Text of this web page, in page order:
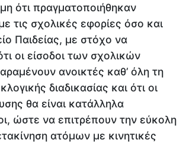
ότι πραγματοποιήθηκαν
τις σχολικές εφορίες όσο και
Παιδείας, με στόχο να
οι είσοδοι των σχολικών
ανοικτές καθ’ όλη τη
διαδικασίας και ότι οι
θα είναι κατάλληλα
ώστε να επιτρέπουν την εύκολη
ατόμων με κινητικές